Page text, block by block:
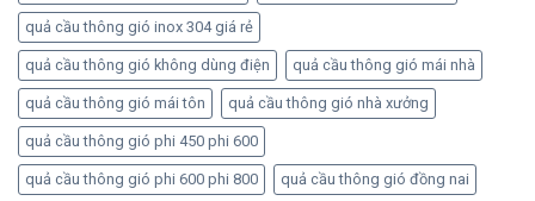
quả cầu thông gió inox 304 giá rẻ
quả cầu thông gió không dùng điện quả cầu thông gió mái nhà
quả cầu thông gió mái tôn quả cầu thông gió nhà xưởng
quả cầu thông gió phi 450 phi 600
quả cầu thông gió phi 600 phi 800 quả cầu thông gió đồng nai